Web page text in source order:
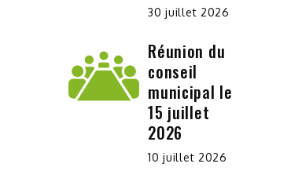
30 juillet 2026
Réunion du
conseil
municipal le
15 juillet
2026
10 juillet 2026